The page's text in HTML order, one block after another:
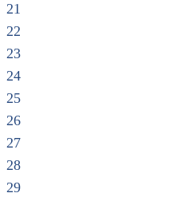
21
22
23
24
25
26
27
28
29